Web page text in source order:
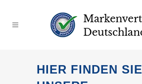
HIER FINDEN SIE